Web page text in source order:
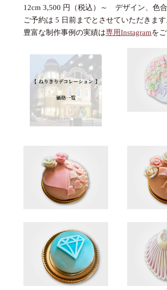
12cm 3,500 円（税込）～ デザイン、色
ご予約は 5 日前までとさせていただきます
豊富な制作事例の実績は専用Instagramを